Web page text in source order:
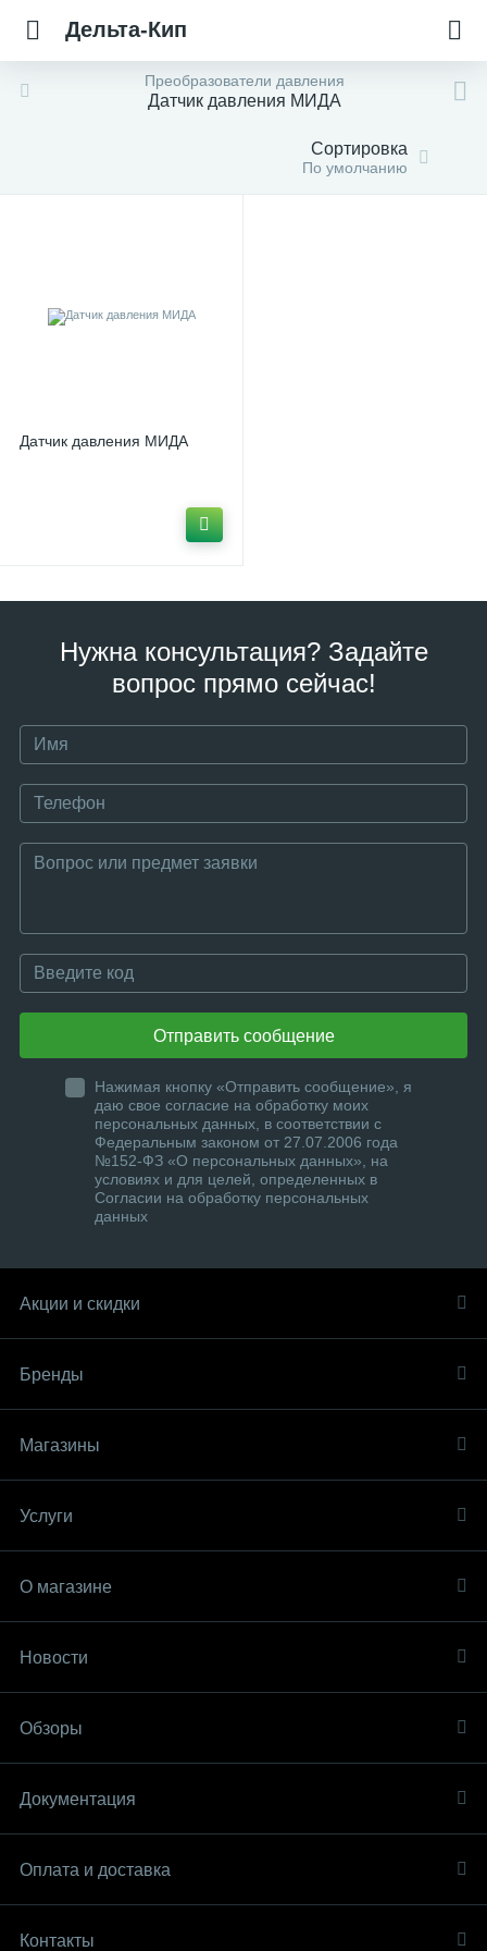
Дельта-Кип
Преобразователи давления
Датчик давления МИДА
Сортировка
По умолчанию
Датчик давления МИДА
Нужна консультация? Задайте
вопрос прямо сейчас!
Отправить сообщение
Нажимая кнопку «Отправить сообщение», я
даю свое согласие на обработку моих
персональных данных, в соответствии с
Федеральным законом от 27.07.2006 года
№152-ФЗ «О персональных данных», на
условиях и для целей, определенных в
Согласии на обработку персональных
данных
Акции и скидки
Бренды
Магазины
Услуги
О магазине
Новости
Обзоры
Документация
Оплата и доставка
Контакты